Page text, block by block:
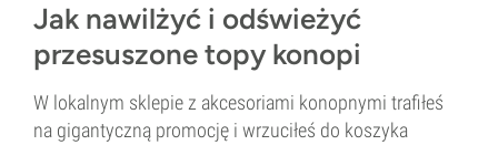
Jak nawilżyć i odświeżyć
przesuszone topy konopi
W lokalnym sklepie z akcesoriami konopnymi trafiłeś
na gigantyczną promocję i wrzuciłeś do koszyka